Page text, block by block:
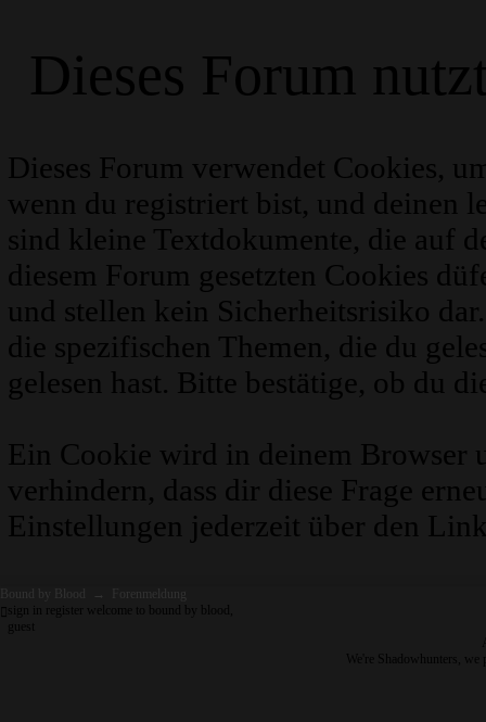
Dieses Forum
Dieses Forum verwendet Cookies,
wenn du registriert bist, und deinen
sind kleine Textdokumente, die auf
diesem Forum gesetzten Cookies
und stellen kein Sicherheitsrisiko
die spezifischen Themen, die du
gelesen hast. Bitte bestätige, ob du
Ein Cookie wird in deinem Browser
verhindern, dass dir diese Frage
Einstellungen jederzeit über den
Bound by Blood →
Forenmeldung
sign in register welcome to bound by blood,
guest
We're Shadowhunters,